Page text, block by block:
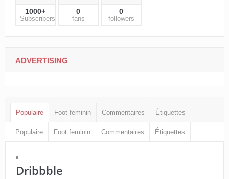
1000+
Subscribers
0
fans
0
followers
ADVERTISING
Populaire Foot feminin Commentaires Étiquettes
Populaire Foot feminin Commentaires Étiquettes
Dribbble